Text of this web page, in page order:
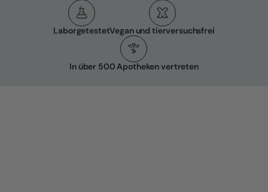
LaborgetestetVegan und tierversuchsfrei
In über 500 Apotheken vertreten